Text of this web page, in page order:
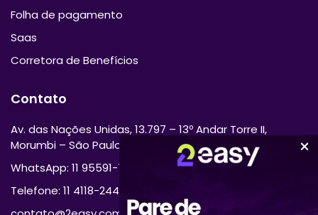
Folha de pagamento
Saas
Corretora de Benefícios
Contato
Av. das Nações Unidas, 13.797 – 13º Andar Torre II,
Morumbi – São Paulo/SP 04794-000
WhatsApp: 11 95591-7870
Telefone: 11 4118-2444